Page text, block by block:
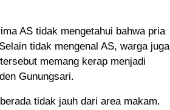
AS tidak mengetahui bahwa pria
tidak mengenal AS, warga juga
memang kerap menjadi
Gunungsari.
tidak jauh dari area makam.